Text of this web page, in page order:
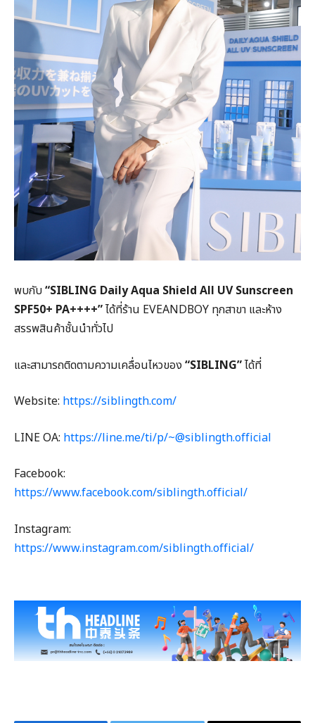
พบกับ“SIBLING Daily Aqua Shield All UV Sunscreen
SPF50+ PA++++”ได้ที่ร้าน EVEANDBOY ทุกสาขา และห้าง
สรรพสินค้าชั้นนำทั่วไป
และสามารถติดตามความเคลื่อนไหวของ “SIBLING”ได้ที่
Website: https://siblingth.com/
LINE OA: https://line.me/ti/p/~@siblingth.official
Facebook:
https://www.facebook.com/siblingth.official/
Instagram:
https://www.instagram.com/siblingth.official/